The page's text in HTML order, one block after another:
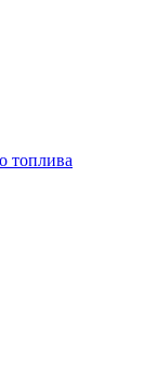
топлива